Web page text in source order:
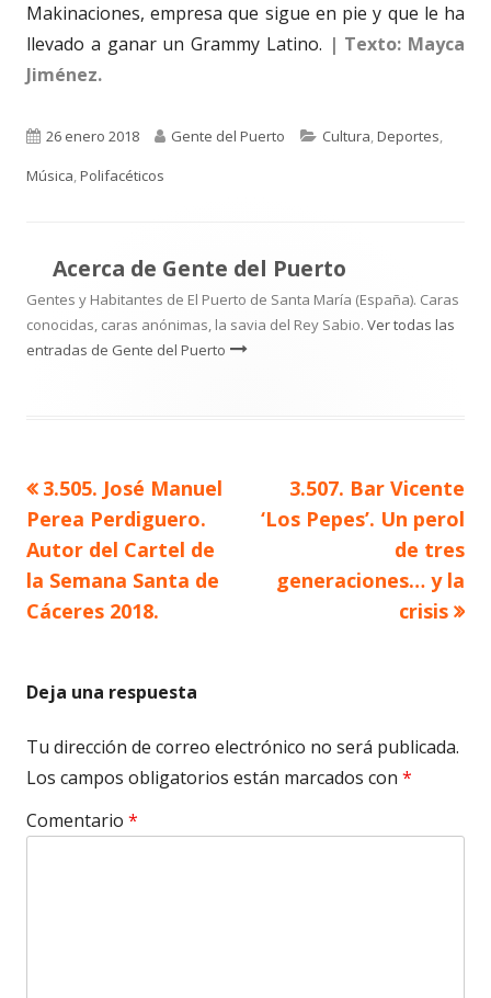
Makinaciones, empresa que sigue en pie y que le ha
llevado a ganar un Grammy Latino. | Texto: Mayca
Jiménez.
Publicado
el
26 enero 2018 Autor
Gente del Puerto Categorías
Cultura,Deportes,
Música,Polifacéticos
Acerca de Gente del Puerto
Gentes y Habitantes de El Puerto de Santa María (España). Caras
conocidas, caras anónimas, la savia del Rey Sabio. Ver todas las
entradas de Gente del Puerto
Navegación
de
entradas
Artículo
anterior
3.505. José Manuel
Perea Perdiguero.
Autor del Cartel de
la Semana Santa de
Cáceres 2018.
Artículo
siguiente
3.507. Bar Vicente
‘Los Pepes’. Un perol
de tres
generaciones… y la
crisis
Deja una respuesta
Tu dirección de correo electrónico no será publicada.
Los campos obligatorios están marcados con *
Comentario *